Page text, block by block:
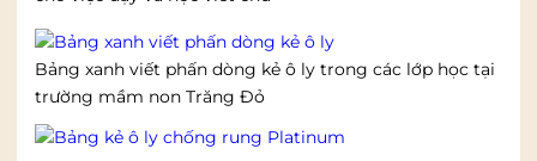
Bảng xanh viết phấn dòng kẻ ô ly trong các lớp học tại
trường mầm non Trăng Đỏ